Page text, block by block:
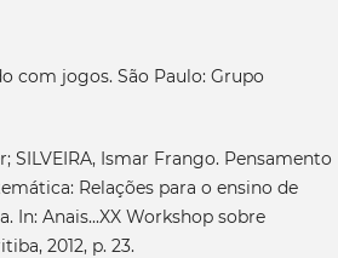
com jogos. São Paulo: Grupo
SILVEIRA, Ismar Frango. Pensamento
Relações para o ensino de
In: Anais...XX Workshop sobre
2012, p. 23.